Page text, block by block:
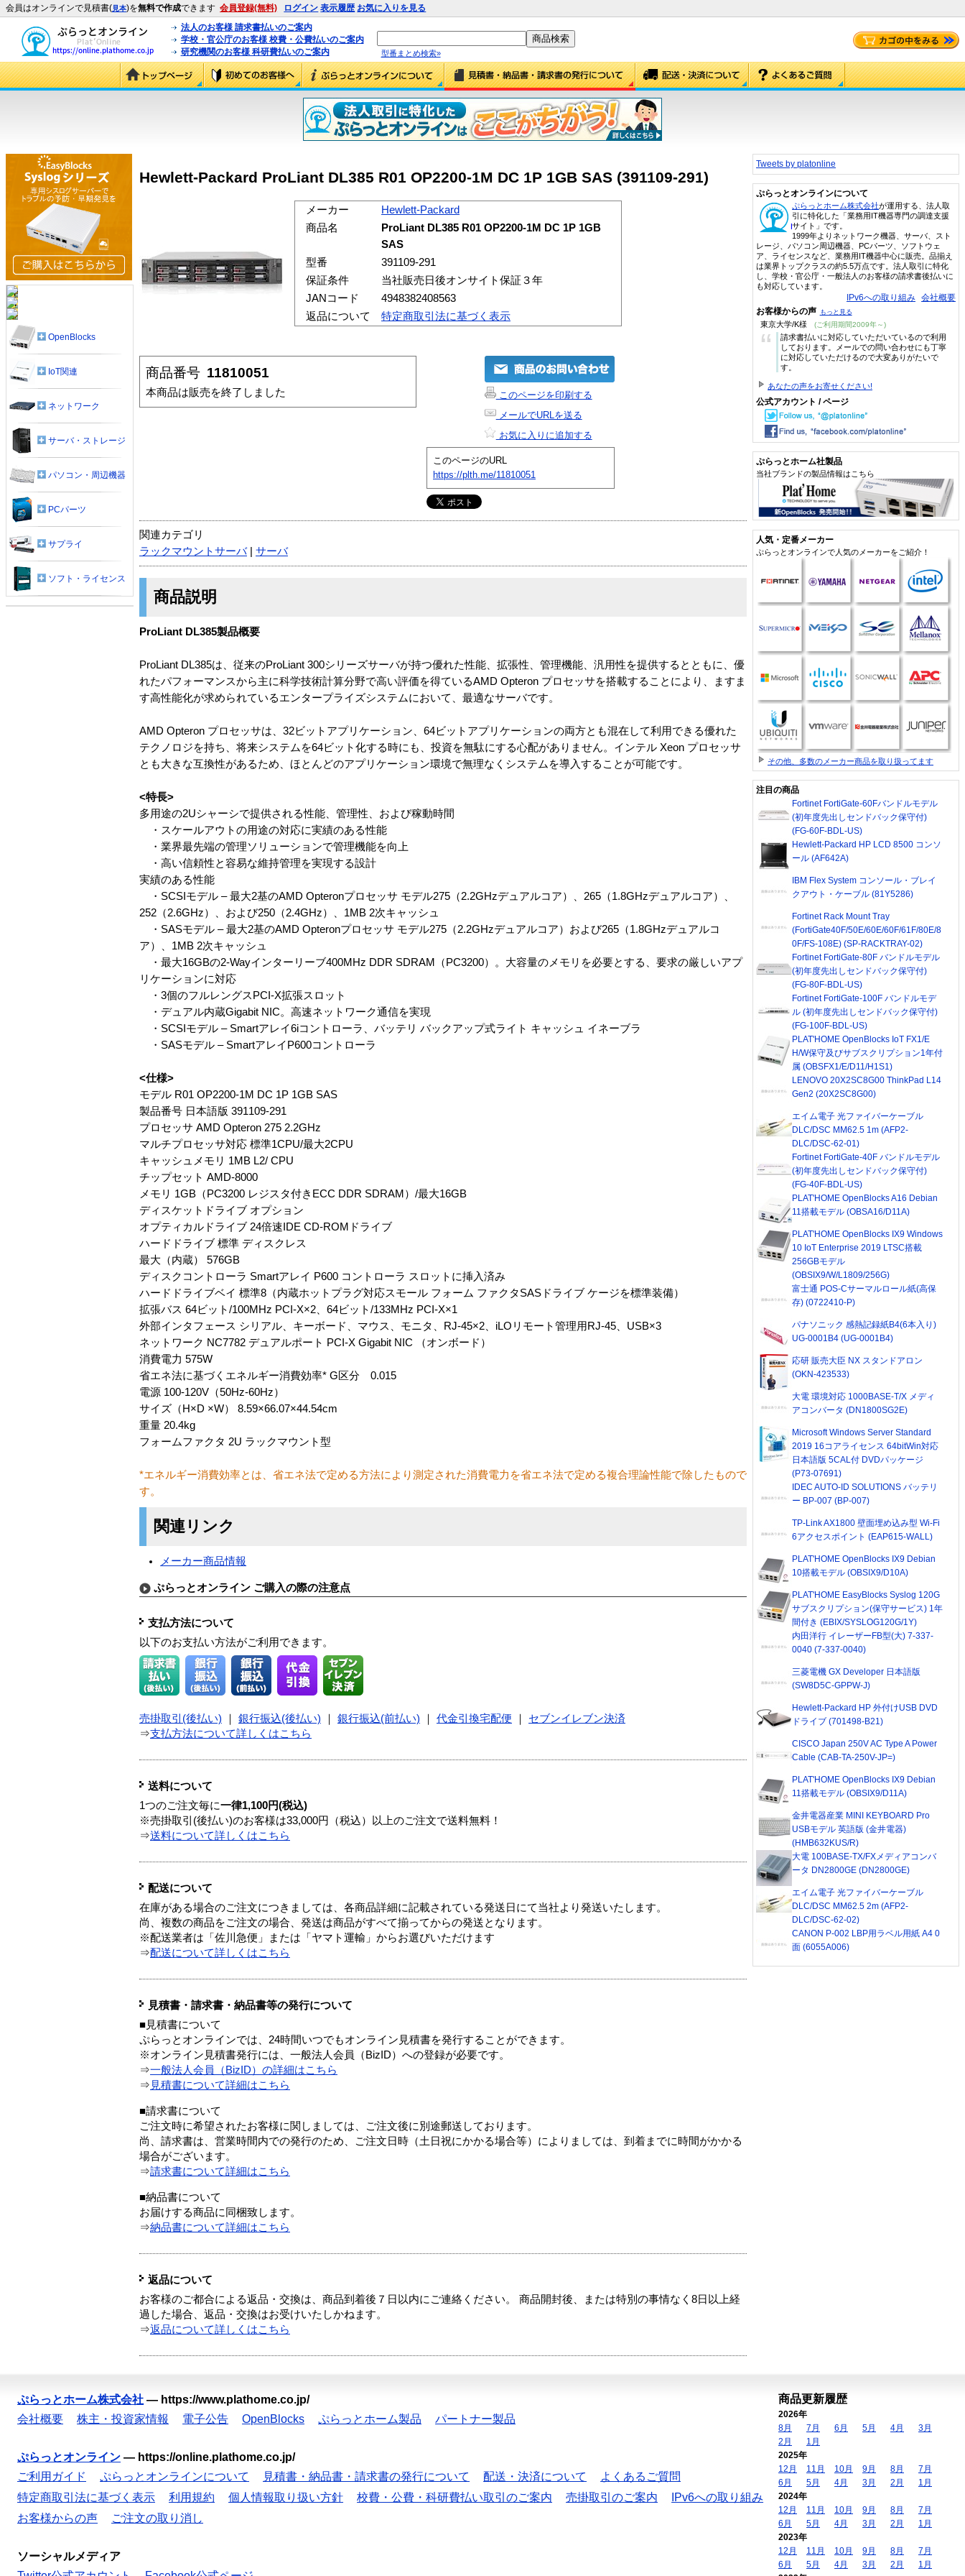
会員はオンラインで見積書(見本)を無料で作成できます 会員登録(無料) ログイン 表示履歴 お気に入りを見る
法人のお客様 請求書払いのご案内
学校・官公庁のお客様 校費・公費払いのご案内
研究機関のお客様 科研費払いのご案内
型番まとめ検索»
Hewlett-Packard ProLiant DL385 R01 OP2200-1M DC 1P 1GB SAS (391109-291)
メーカー
Hewlett-Packard
商品名
ProLiant DL385 R01 OP2200-1M DC 1P 1GB
SAS
型番
391109-291
保証条件
当社販売日後オンサイト保証３年
JANコード
4948382408563
返品について
特定商取引法に基づく表示
商品番号 11810051
本商品は販売を終了しました
このページを印刷する
メールでURLを送る
お気に入りに追加する
このページのURL
https://plth.me/11810051
関連カテゴリ
ラックマウントサーバ| サーバ
商品説明
ProLiant DL385製品概要
ProLiant DL385は、従来のProLiant 300シリーズサーバが持つ優れた性能、拡張性、管理機能、汎用性を提供するとともに、優
れたパフォーマンスから主に科学技術計算分野で高い評価を得ているAMD Opteron プロセッサを搭載することにより、ますま
す高性能化が求められているエンタープライズシステムにおいて、最適なサーバです。
AMD Opteron プロセッサは、32ビットアプリケーション、64ビットアプリケーションの両方とも混在して利用できる優れた
テクノロジを持ち、将来システムを64ビット化する時にも、投資を無駄にする心配がありません。インテル Xeon プロセッサ
とも大きな互換性があるため、ほとんどのアプリケーション環境で無理なくシステムを導入することが可能です。
<特長>
多用途の2Uシャーシで提供される性能、管理性、および稼動時間
・スケールアウトの用途の対応に実績のある性能
・業界最先端の管理ソリューションで管理機能を向上
・高い信頼性と容易な維持管理を実現する設計
実績のある性能
・SCSIモデル – 最大2基のAMD Opteronプロセッサ モデル275（2.2GHzデュアルコア）、265（1.8GHzデュアルコア）、
252（2.6GHz）、および250（2.4GHz）、1MB 2次キャッシュ
・SASモデル – 最大2基のAMD Opteronプロセッサ モデル275（2.2GHzデュアルコア）および265（1.8GHzデュアルコ
ア）、1MB 2次キャッシュ
・最大16GBの2-Wayインターリーブ400MHz DDR SDRAM（PC3200）。大容量のメモリを必要とする、要求の厳しいアプ
リケーションに対応
・3個のフルレングスPCI-X拡張スロット
・デュアル内蔵Gigabit NIC。高速ネットワーク通信を実現
・SCSIモデル – Smartアレイ6iコントローラ、バッテリ バックアップ式ライト キャッシュ イネーブラ
・SASモデル – SmartアレイP600コントローラ
<仕様>
モデル R01 OP2200-1M DC 1P 1GB SAS
製品番号 日本語版 391109-291
プロセッサ AMD Opteron 275 2.2GHz
マルチプロセッサ対応 標準1CPU/最大2CPU
キャッシュメモリ 1MB L2/ CPU
チップセット AMD-8000
メモリ 1GB（PC3200 レジスタ付きECC DDR SDRAM）/最大16GB
ディスケットドライブ オプション
オプティカルドライブ 24倍速IDE CD-ROMドライブ
ハードドライブ 標準 ディスクレス
最大（内蔵） 576GB
ディスクコントローラ Smartアレイ P600 コントローラ スロットに挿入済み
ハードドライブベイ 標準8（内蔵ホットプラグ対応スモール フォーム ファクタSASドライブ ケージを標準装備）
拡張バス 64ビット/100MHz PCI-X×2、64ビット/133MHz PCI-X×1
外部インタフェース シリアル、キーボード、マウス、モニタ、RJ-45×2、iLOリモート管理用RJ-45、USB×3
ネットワーク NC7782 デュアルポート PCI-X Gigabit NIC （オンボード）
消費電力 575W
省エネ法に基づくエネルギー消費効率* G区分 0.015
電源 100-120V（50Hz-60Hz）
サイズ（H×D ×W） 8.59×66.07×44.54cm
重量 20.4kg
フォームファクタ 2U ラックマウント型
*エネルギー消費効率とは、省エネ法で定める方法により測定された消費電力を省エネ法で定める複合理論性能で除したもので
す。
関連リンク
メーカー商品情報
ぷらっとオンライン ご購入の際の注意点
支払方法について
以下のお支払い方法がご利用できます。
売掛取引(後払い) 銀行振込(後払い) 銀行振込(前払い) 代金引換宅配便
セブンイレブン決済
⇒支払方法について詳しくはこちら
送料について
1つのご注文毎に一律1,100円(税込)
※売掛取引(後払い)のお客様は33,000円（税込）以上のご注文で送料無料！
⇒送料について詳しくはこちら
配送について
在庫がある場合のご注文につきましては、各商品詳細に記載されている発送日にて当社より発送いたします。
尚、複数の商品をご注文の場合、発送は商品がすべて揃ってからの発送となります。
※配送業者は「佐川急便」または「ヤマト運輸」からお選びいただけます
⇒配送について詳しくはこちら
見積書・請求書・納品書等の発行について
■見積書について
ぷらっとオンラインでは、24時間いつでもオンライン見積書を発行することができます。
※オンライン見積書発行には、一般法人会員（BizID）への登録が必要です。
⇒一般法人会員（BizID）の詳細はこちら
⇒ 見積書について詳細はこちら
■請求書について
ご注文時に希望されたお客様に関しましては、ご注文後に別途郵送しております。
尚、請求書は、営業時間内での発行のため、ご注文日時（土日祝にかかる場合等）によりましては、到着までに時間がかかる
場合がございます。
⇒請求書について詳細はこちら
■納品書について
お届けする商品に同梱致します。
⇒納品書について詳細はこちら
返品について
お客様のご都合による返品・交換は、商品到着後７日以内にご連絡ください。 商品開封後、または特別の事情なく8日以上経
過した場合、返品・交換はお受けいたしかねます。
⇒返品について詳しくはこちら
OpenBlocks
IoT関連
ネットワーク
サーバ・ストレージ
パソコン・周辺機器
PCパーツ
サプライ
ソフト・ライセンス
Tweets by platonline
ぷらっとオンラインについて
ぷらっとホーム株式会社が運用する、法人取
引に特化した「業務用IT機器専門の調達支援
サイト」です。
1999年よりネットワーク機器、サーバ、スト
レージ、パソコン周辺機器、PCパーツ、ソフトウェ
ア、ライセンスなど、業務用IT機器中心に販売。品揃え
は業界トップクラスの約5.5万点です。法人取引に特化
し、学校・官公庁・一般法人のお客様の請求書後払いに
も対応しています。
IPv6への取り組み 会社概要
お客様からの声 もっと見る
東京大学/K様 (ご利用期間2009年～)
“
請求書払いに対応していただいているので利用
しております。メールでの問い合わせにも丁寧
に対応していただけるので大変ありがたいで
す。
あなたの声をお寄せください!
公式アカウント / ページ
ぷらっとホーム社製品
当社ブランドの製品情報はこちら
人気・定番メーカー
ぷらっとオンラインで人気のメーカーをご紹介！
その他、多数のメーカー商品を取り扱ってます
注目の商品
Fortinet FortiGate-60Fバンドルモデル
(初年度先出しセンドバック保守付)
(FG-60F-BDL-US)
Hewlett-Packard HP LCD 8500 コンソ
ール (AF642A)
IBM Flex System コンソール・ブレイ
クアウト・ケーブル (81Y5286)
Fortinet Rack Mount Tray
(FortiGate40F/50E/60E/60F/61F/80E/8
0F/FS-108E) (SP-RACKTRAY-02)
Fortinet FortiGate-80F バンドルモデル
(初年度先出しセンドバック保守付)
(FG-80F-BDL-US)
Fortinet FortiGate-100F バンドルモデ
ル (初年度先出しセンドバック保守付)
(FG-100F-BDL-US)
PLAT'HOME OpenBlocks IoT FX1/E
H/W保守及びサブスクリプション1年付
属 (OBSFX1/E/D11/H1S1)
LENOVO 20X2SC8G00 ThinkPad L14
Gen2 (20X2SC8G00)
エイム電子 光ファイバーケーブル
DLC/DSC MM62.5 1m (AFP2-
DLC/DSC-62-01)
Fortinet FortiGate-40F バンドルモデル
(初年度先出しセンドバック保守付)
(FG-40F-BDL-US)
PLAT'HOME OpenBlocks A16 Debian
11搭載モデル (OBSA16/D11A)
PLAT'HOME OpenBlocks IX9 Windows
10 IoT Enterprise 2019 LTSC搭載
256GBモデル
(OBSIX9/W/L1809/256G)
富士通 POS-Cサーマルロール紙(高保
存) (0722410-P)
パナソニック 感熱記録紙B4(6本入り)
UG-0001B4 (UG-0001B4)
応研 販売大臣 NX スタンドアロン
(OKN-423533)
大電 環境対応 1000BASE-T/X メディ
アコンバータ (DN1800SG2E)
Microsoft Windows Server Standard
2019 16コアライセンス 64bitWin対応
日本語版 5CAL付 DVDパッケージ
(P73-07691)
IDEC AUTO-ID SOLUTIONS バッテリ
ー BP-007 (BP-007)
TP-Link AX1800 壁面埋め込み型 Wi-Fi
6アクセスポイント (EAP615-WALL)
PLAT'HOME OpenBlocks IX9 Debian
10搭載モデル (OBSIX9/D10A)
PLAT'HOME EasyBlocks Syslog 120G
サブスクリプション(保守サービス) 1年
間付き (EBIX/SYSLOG120G/1Y)
内田洋行 イレーザーFB型(大) 7-337-
0040 (7-337-0040)
三菱電機 GX Developer 日本語版
(SW8D5C-GPPW-J)
Hewlett-Packard HP 外付けUSB DVD
ドライブ (701498-B21)
CISCO Japan 250V AC Type A Power
Cable (CAB-TA-250V-JP=)
PLAT'HOME OpenBlocks IX9 Debian
11搭載モデル (OBSIX9/D11A)
金井電器産業 MINI KEYBOARD Pro
USBモデル 英語版 (金井電器)
(HMB632KUS/R)
大電 100BASE-TX/FXメディアコンバ
ータ DN2800GE (DN2800GE)
エイム電子 光ファイバーケーブル
DLC/DSC MM62.5 2m (AFP2-
DLC/DSC-62-02)
CANON P-002 LBP用ラベル用紙 A4 0
面 (6055A006)
ぷらっとホーム株式会社 — https://www.plathome.co.jp/
会社概要
株主・投資家情報 電子公告 OpenBlocks ぷらっとホーム製品 パートナー製品
ぷらっとオンライン — https://online.plathome.co.jp/
ご利用ガイド
ぷらっとオンラインについて 見積書・納品書・請求書の発行について 配送・決済について
よくあるご質問
特定商取引法に基づく表示
利用規約 個人情報取り扱い方針 校費・公費・科研費払い取引のご案内 売掛取引のご案内
IPv6への取り組み
お客様からの声
ご注文の取り消し
ソーシャルメディア
商品更新履歴
2026年
8月
7月 6月 5月 4月
3月
2月
1月
2025年
12月
11月 10月 9月 8月
7月
6月
5月 4月 3月 2月
1月
2024年
12月
11月 10月 9月 8月
7月
6月
5月 4月 3月 2月
1月
2023年
12月
11月 10月 9月 8月
7月
6月
5月 4月 3月 2月
1月